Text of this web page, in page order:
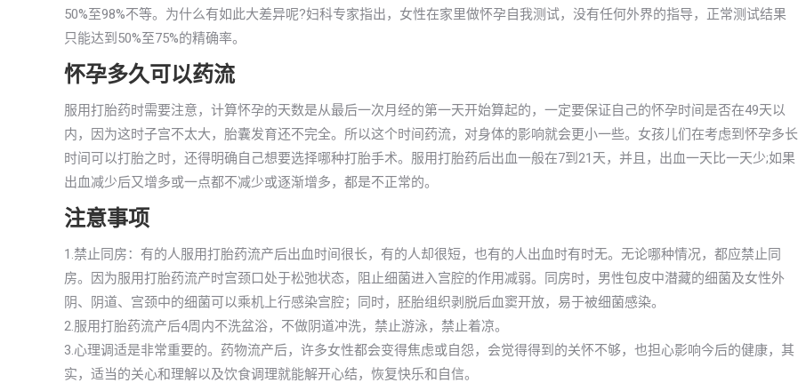
50%至98%不等。为什么有如此大差异呢?妇科专家指出，女性在家里做怀孕自我测试，没有任何外界的指导，正常测试结果
只能达到50%至75%的精确率。
怀孕多久可以药流
服用打胎药时需要注意，计算怀孕的天数是从最后一次月经的第一天开始算起的，一定要保证自己的怀孕时间是否在49天以
内，因为这时子宫不太大，胎囊发育还不完全。所以这个时间药流，对身体的影响就会更小一些。女孩儿们在考虑到怀孕多长
时间可以打胎之时，还得明确自己想要选择哪种打胎手术。服用打胎药后出血一般在7到21天，并且，出血一天比一天少;如果
出血减少后又增多或一点都不减少或逐渐增多，都是不正常的。
注意事项
1.禁止同房：有的人服用打胎药流产后出血时间很长，有的人却很短，也有的人出血时有时无。无论哪种情况，都应禁止同
房。因为服用打胎药流产时宫颈口处于松弛状态，阻止细菌进入宫腔的作用减弱。同房时，男性包皮中潜藏的细菌及女性外
阴、阴道、宫颈中的细菌可以乘机上行感染宫腔；同时，胚胎组织剥脱后血窦开放，易于被细菌感染。
2.服用打胎药流产后4周内不洗盆浴，不做阴道冲洗，禁止游泳，禁止着凉。
3.心理调适是非常重要的。药物流产后，许多女性都会变得焦虑或自怨，会觉得得到的关怀不够，也担心影响今后的健康，其
实，适当的关心和理解以及饮食调理就能解开心结，恢复快乐和自信。